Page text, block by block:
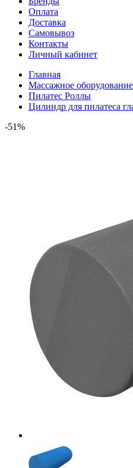
Оплата
Доставка
Самовывоз
Контакты
Личный кабинет
Главная
Массажное оборудование
Пилатес Роллы
Цилиндр для пилатеса
-51%